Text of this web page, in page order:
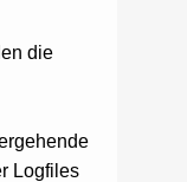
die
Logfiles